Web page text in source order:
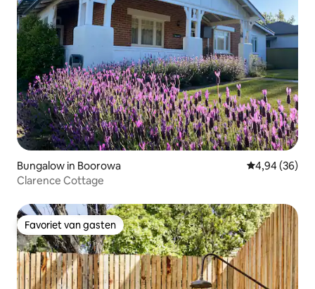
Bungalow in Boorowa Gemiddelde
4,94 (36)
Clarence Cottage
Favoriet van gasten
Favoriet van gasten